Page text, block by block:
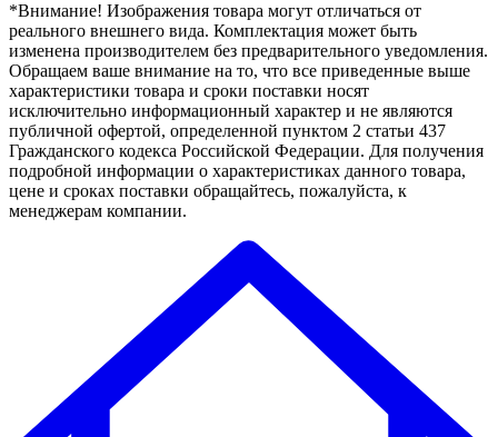
*Внимание! Изображения товара могут отличаться от
реального внешнего вида. Комплектация может быть
изменена производителем без предварительного уведомления.
Обращаем ваше внимание на то, что все приведенные выше
характеристики товара и сроки поставки носят
исключительно информационный характер и не являются
публичной офертой, определенной пунктом 2 статьи 437
Гражданского кодекса Российской Федерации. Для получения
подробной информации о характеристиках данного товара,
цене и сроках поставки обращайтесь, пожалуйста, к
менеджерам компании.